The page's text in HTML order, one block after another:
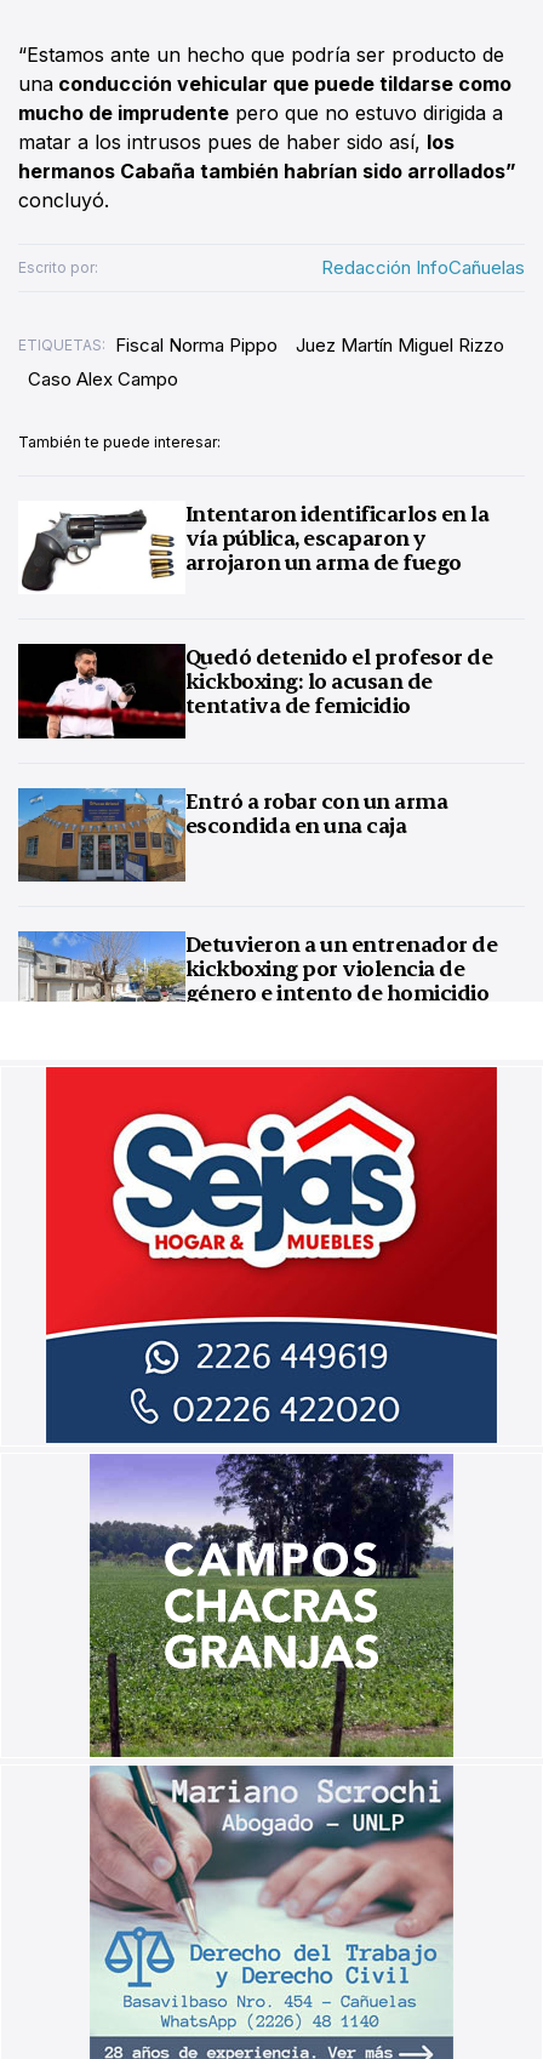
“Estamos ante un hecho que podría ser producto de
una conducción vehicular que puede tildarse como
mucho de imprudente pero que no estuvo dirigida a
matar a los intrusos pues de haber sido así, los
hermanos Cabaña también habrían sido arrollados”
concluyó.
Escrito por: Redacción InfoCañuelas
ETIQUETAS: Fiscal Norma Pippo
Juez Martín Miguel Rizzo
Caso Alex Campo
También te puede interesar:
Intentaron identificarlos en la
vía pública, escaparon y
arrojaron un arma de fuego
Quedó detenido el profesor de
kickboxing: lo acusan de
tentativa de femicidio
Entró a robar con un arma
escondida en una caja
Detuvieron a un entrenador de
kickboxing por violencia de
género e intento de homicidio